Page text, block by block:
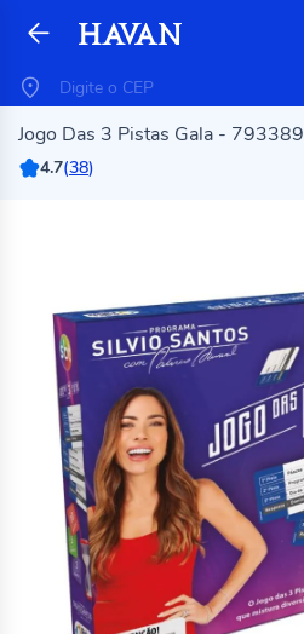
Jogo Das 3 Pistas Gala - 793389
4.7(38)